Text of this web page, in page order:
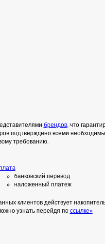
брендов, что
подтверждено всеми
требованию.
банковский перевод
наложенный платеж
клиентов действует
узнать перейдя по ссылке»